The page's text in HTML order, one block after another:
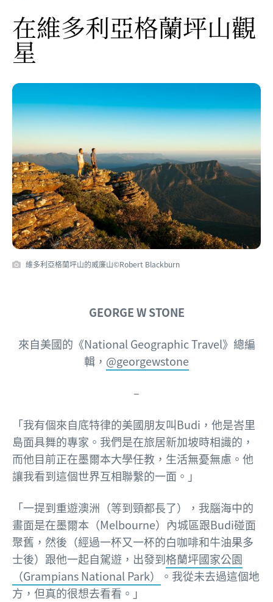
在維多利亞格蘭坪山觀
星
維多利亞格蘭坪山的威廉山©Robert Blackburn
GEORGE W STONE
來自美國的 《National Geographic Travel》總編
輯， @georgewstone
–
「我有個來自底特律的美國朋友叫Budi，他是峇里
島面具舞的專家。我們是在旅居新加坡時相識的，
而他目前正在墨爾本大學任教，生活無憂無慮。他
讓我看到這個世界互相聯繫的一面。」
「一提到重遊澳洲（等到頸都長了），我腦海中的
畫面是在墨爾本（Melbourne）內城區跟Budi碰面
聚舊，然後（經過一杯又一杯的白咖啡和牛油果多
士後）跟他一起自駕遊，出發到格蘭坪國家公園
（Grampians National Park）
。我從未去過這個地
方，但真的很想去看看。」